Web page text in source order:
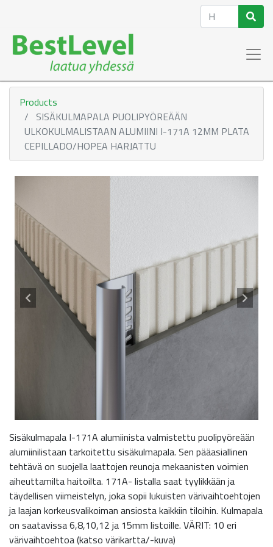
Products
SISÄKULMAPALA PUOLIPYÖREÄÄN
ULKOKULMALISTAAN ALUMIINI I-171A 12MM PLATA
CEPILLADO/HOPEA HARJATTU
Sisäkulmapala I-171A alumiinista valmistettu puolipyöreään
alumiinilistaan tarkoitettu sisäkulmapala. Sen pääasiallinen
tehtävä on suojella laattojen reunoja mekaanisten voimien
aiheuttamilta haitoilta. 171A- listalla saat tyylikkään ja
täydellisen viimeistelyn, joka sopii lukuisten värivaihtoehtojen
ja laajan korkeusvalikoiman ansiosta kaikkiin tiloihin. Kulmapala
on saatavissa 6,8,10,12 ja 15mm listoille. VÄRIT: 10 eri
värivaihtoehtoa (katso värikartta/-kuva)